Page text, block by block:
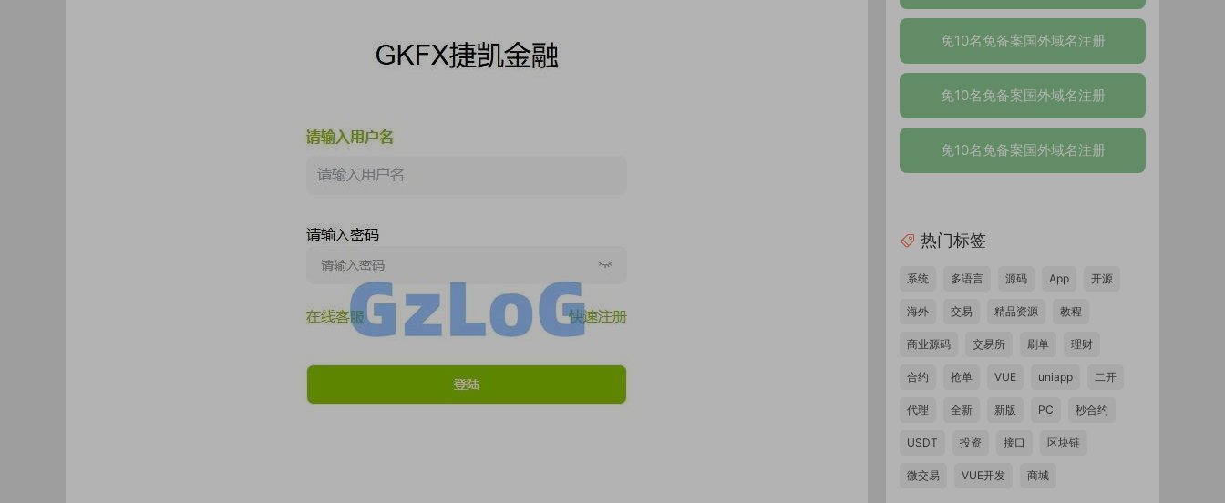
免10名免备案国外域名注册
免10名免备案国外域名注册
免10名免备案国外域名注册
热门标签
系统 多语言 源码 App 开源
海外 交易 精品资源 教程
商业源码 交易所 刷单 理财
合约 抢单 VUE uniapp 二开
代理 全新 新版 PC 秒合约
USDT 投资 接口 区块链
微交易 VUE开发 商城